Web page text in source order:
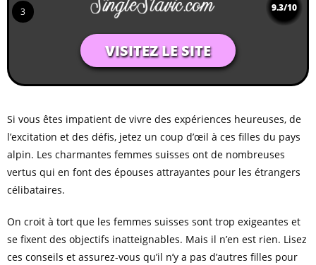
3 9.3/10
VISITEZ LE SITE
Si vous êtes impatient de vivre des expériences heureuses, de
l’excitation et des défis, jetez un coup d’œil à ces filles du pays
alpin. Les charmantes femmes suisses ont de nombreuses
vertus qui en font des épouses attrayantes pour les étrangers
célibataires.
On croit à tort que les femmes suisses sont trop exigeantes et
se fixent des objectifs inatteignables. Mais il n’en est rien. Lisez
ces conseils et assurez-vous qu’il n’y a pas d’autres filles pour